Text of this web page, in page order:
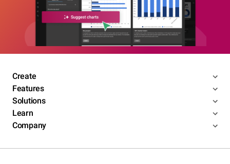
Create
Features
Solutions
Learn
Company